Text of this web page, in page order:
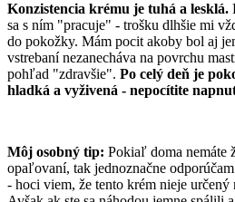
Konzistencia krému je tuhá a lesklá.
sa s ním "pracuje" - trošku dlhšie mi
do pokožky. Mám pocit akoby bol aj
vstrebaní nezanecháva na povrchu
pohľad "zdravšie". Po celý deň je
hladká a vyživená - nepocítite
Môj osobný tip: Pokiaľ doma nemáte
opaľovaní, tak jednoznačne
- hoci viem, že tento krém nieje